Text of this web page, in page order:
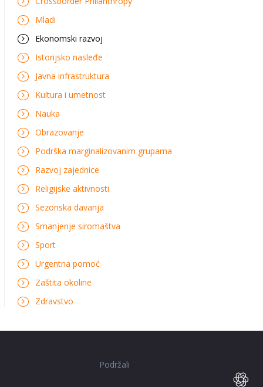
Mladi
Ekonomski razvoj
Istorijsko nasleđe
Javna infrastruktura
Kultura i umetnost
Nauka
Obrazovanje
Podrška marginalizovanim grupama
Razvoj zajednice
Religijske aktivnosti
Sezonska davanja
Smanjenje siromaštva
Sport
Urgentna pomoć
Zaštita okoline
Zdravstvo
Podržali